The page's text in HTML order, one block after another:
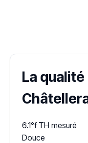
La
6.1°f TH mesuré
Douce